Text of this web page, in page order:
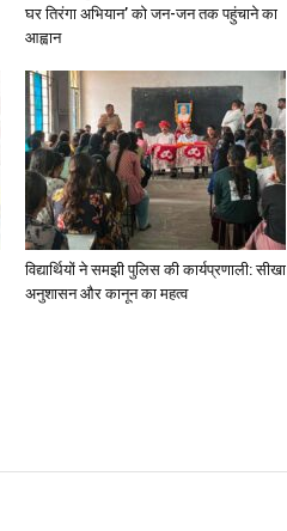
घर तिरंगा अभियान’ को जन-जन तक पहुंचाने का
आह्वान
विद्यार्थियों ने समझी पुलिस की कार्यप्रणाली: सीखा
अनुशासन और कानून का महत्व